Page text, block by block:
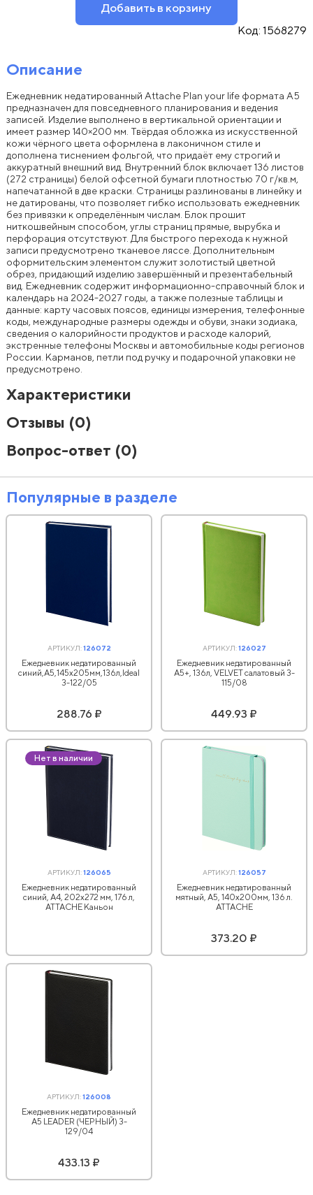
Добавить в корзину
Код: 1568279
Описание
Ежедневник недатированный Attache Plan your life формата A5
предназначен для повседневного планирования и ведения
записей. Изделие выполнено в вертикальной ориентации и
имеет размер 140×200 мм. Твёрдая обложка из искусственной
кожи чёрного цвета оформлена в лаконичном стиле и
дополнена тиснением фольгой, что придаёт ему строгий и
аккуратный внешний вид. Внутренний блок включает 136 листов
(272 страницы) белой офсетной бумаги плотностью 70 г/кв.м,
напечатанной в две краски. Страницы разлинованы в линейку и
не датированы, что позволяет гибко использовать ежедневник
без привязки к определённым числам. Блок прошит
ниткошвейным способом, углы страниц прямые, вырубка и
перфорация отсутствуют. Для быстрого перехода к нужной
записи предусмотрено тканевое ляссе. Дополнительным
оформительским элементом служит золотистый цветной
обрез, придающий изделию завершённый и презентабельный
вид. Ежедневник содержит информационно-справочный блок и
календарь на 2024-2027 годы, а также полезные таблицы и
данные: карту часовых поясов, единицы измерения, телефонные
коды, международные размеры одежды и обуви, знаки зодиака,
сведения о калорийности продуктов и расходе калорий,
экстренные телефоны Москвы и автомобильные коды регионов
России. Карманов, петли под ручку и подарочной упаковки не
предусмотрено.
Характеристики
Отзывы (0)
Вопрос-ответ (0)
Популярные в разделе
АРТИКУЛ:126072
Ежедневник недатированный
синий,А5,145х205мм,136л,Ideal
3-122/05
288.76 ₽
АРТИКУЛ:126027
Ежедневник недатированный
А5+, 136л, VELVET салатовый 3-
115/08
449.93 ₽
Нет в наличии
АРТИКУЛ:126065
Ежедневник недатированный
синий, А4, 202х272 мм, 176 л,
АТТАСНЕ Каньон
АРТИКУЛ:126057
Ежедневник недатированный
мятный, А5, 140x200мм, 136 л.
ATTACHE
373.20 ₽
АРТИКУЛ:126008
Ежедневник недатированный
А5 LEADER (ЧЕРНЫЙ) 3-
129/04
433.13 ₽